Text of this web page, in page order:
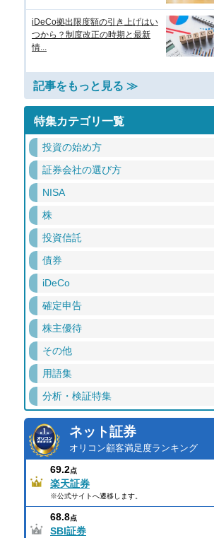
iDeCo拠出限度額の引き上げはい
つから？制度改正の時期と最新
情...
記事をもっと見る ≫
特集カテゴリ一覧
投資の始め方
証券会社の選び方
NISA
株
投資信託
債券
iDeCo
確定申告
株主優待
その他
用語集
分析・検証特集
ネット証券
オリコン顧客満足度ランキング
69.2点
楽天証券
※公式サイトへ遷移します。
68.8点
SBI証券